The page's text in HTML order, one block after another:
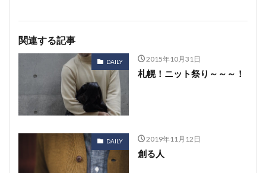
関連する記事
DAILY 2015年10月31日
札幌！ニット祭り～～～！
DAILY 2019年11月12日
創る人